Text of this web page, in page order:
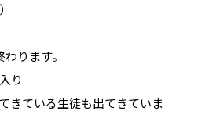
ります。
り
きている生徒も出てきていま